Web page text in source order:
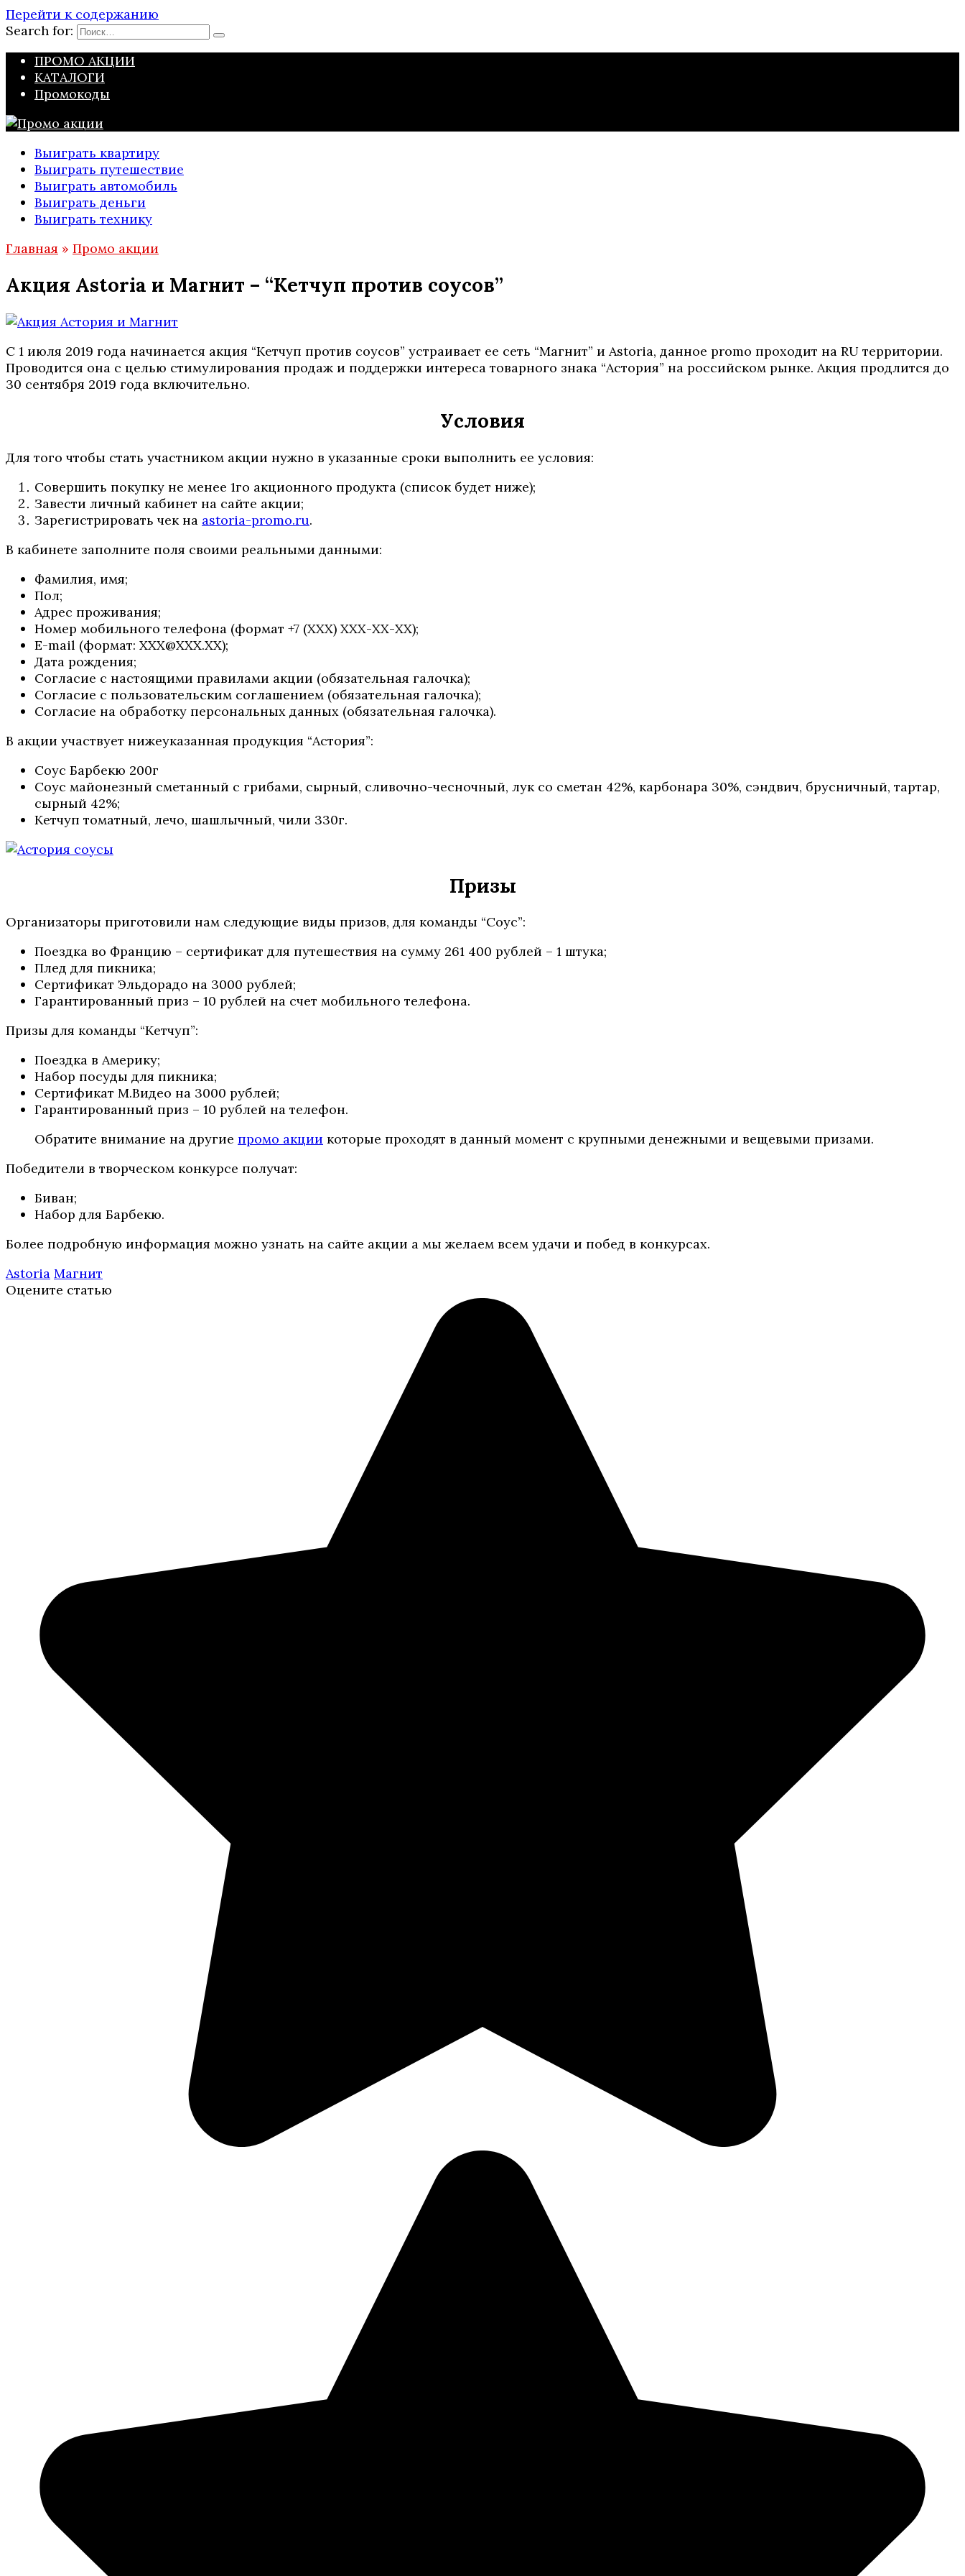
Перейти к содержанию
Search for:
ПРОМО АКЦИИ
КАТАЛОГИ
Промокоды
Выиграть квартиру
Выиграть путешествие
Выиграть автомобиль
Выиграть деньги
Выиграть технику
Главная » Промо акции
Акция Astoria и Магнит – “Кетчуп против соусов”
С 1 июля 2019 года начинается акция “Кетчуп против соусов” устраивает ее сеть “Магнит” и Astoria, данное promo проходит на RU территории.
Проводится она с целью стимулирования продаж и поддержки интереса товарного знака “Астория” на российском рынке. Акция продлится до
30 сентября 2019 года включительно.
Условия
Для того чтобы стать участником акции нужно в указанные сроки выполнить ее условия:
Совершить покупку не менее 1го акционного продукта (список будет ниже);
Завести личный кабинет на сайте акции;
Зарегистрировать чек на astoria-promo.ru.
В кабинете заполните поля своими реальными данными:
Фамилия, имя;
Пол;
Адрес проживания;
Номер мобильного телефона (формат +7 (ХХХ) ХХХ-ХХ-ХХ);
E-mail (формат: ХХХ@ХХХ.ХХ);
Дата рождения;
Согласие с настоящими правилами акции (обязательная галочка);
Согласие с пользовательским соглашением (обязательная галочка);
Согласие на обработку персональных данных (обязательная галочка).
В акции участвует нижеуказанная продукция “Астория”:
Соус Барбекю 200г
Соус майонезный сметанный с грибами, сырный, сливочно-чесночный, лук со сметан 42%, карбонара 30%, сэндвич, брусничный, тартар,
сырный 42%;
Кетчуп томатный, лечо, шашлычный, чили 330г.
Призы
Организаторы приготовили нам следующие виды призов, для команды “Соус”:
Поездка во Францию – сертификат для путешествия на сумму 261 400 рублей – 1 штука;
Плед для пикника;
Сертификат Эльдорадо на 3000 рублей;
Гарантированный приз – 10 рублей на счет мобильного телефона.
Призы для команды “Кетчуп”:
Поездка в Америку;
Набор посуды для пикника;
Сертификат М.Видео на 3000 рублей;
Гарантированный приз – 10 рублей на телефон.
Обратите внимание на другие промо акции которые проходят в данный момент с крупными денежными и вещевыми призами.
Победители в творческом конкурсе получат:
Биван;
Набор для Барбекю.
Более подробную информация можно узнать на сайте акции а мы желаем всем удачи и побед в конкурсах.
Astoria Магнит
Оцените статью